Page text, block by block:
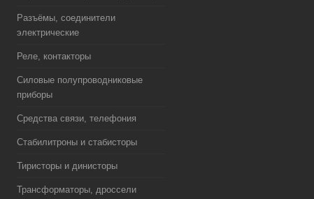
Разъёмы, соединители
электрические
Реле, контакторы
Силовые полупроводниковые
приборы
Средства связи, телефония
Стабилитроны и стабисторы
Тиристоры и динисторы
Трансформаторы, дроссели